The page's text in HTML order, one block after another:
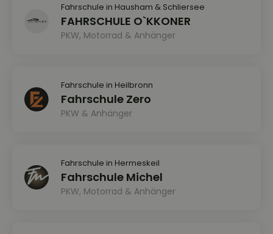
Fahrschule in Hausham & Schliersee
FAHRSCHULE O`KKONER
PKW, Motorrad & Anhänger
Fahrschule in Heilbronn
Fahrschule Zero
PKW & Anhänger
Fahrschule in Hermeskeil
Fahrschule Michel
PKW, Motorrad & Anhänger